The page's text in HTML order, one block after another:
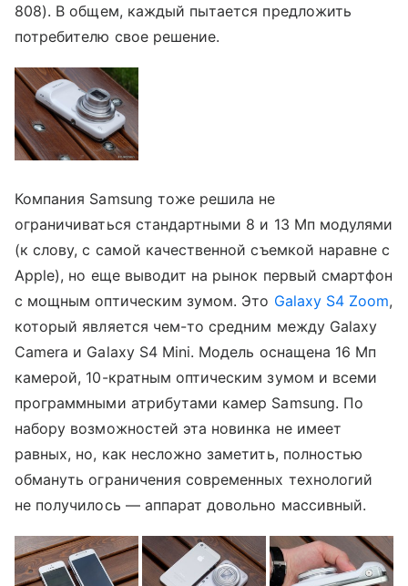
808). В общем, каждый пытается предложить
потребителю свое решение.
Компания Samsung тоже решила не
ограничиваться стандартными 8 и 13 Мп модулями
(к слову, с самой качественной съемкой наравне с
Apple), но еще выводит на рынок первый смартфон
с мощным оптическим зумом. Это Galaxy S4 Zoom,
который является чем-то средним между Galaxy
Camera и Galaxy S4 Mini. Модель оснащена 16 Мп
камерой, 10-кратным оптическим зумом и всеми
программными атрибутами камер Samsung. По
набору возможностей эта новинка не имеет
равных, но, как несложно заметить, полностью
обмануть ограничения современных технологий
не получилось — аппарат довольно массивный.